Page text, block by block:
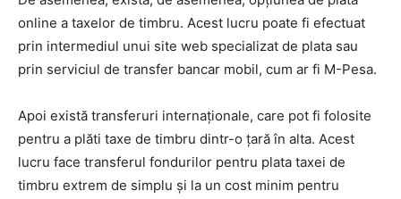
online a taxelor de timbru. Acest lucru poate fi efectuat
prin intermediul unui site web specializat de plata sau
prin serviciul de transfer bancar mobil, cum ar fi M-Pesa.
Apoi există transferuri internaționale, care pot fi folosite
pentru a plăti taxe de timbru dintr-o țară în alta. Acest
lucru face transferul fondurilor pentru plata taxei de
timbru extrem de simplu și la un cost minim pentru